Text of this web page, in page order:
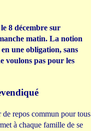
8 décembre sur
matin. La notion
une obligation, sans
voulons pas pour les
repos commun pour tous
à chaque famille de se